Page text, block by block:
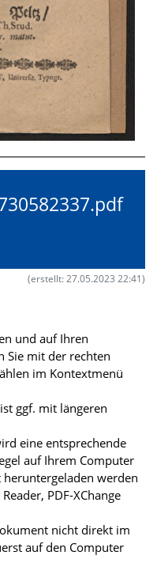
(erstellt: 27.05.2023 22:41)
und auf Ihren
Sie mit der rechten
im Kontextmenü
ggf. mit längeren
eine entsprechende
auf Ihrem Computer
werden
PDF-XChange
nicht direkt im
auf den Computer